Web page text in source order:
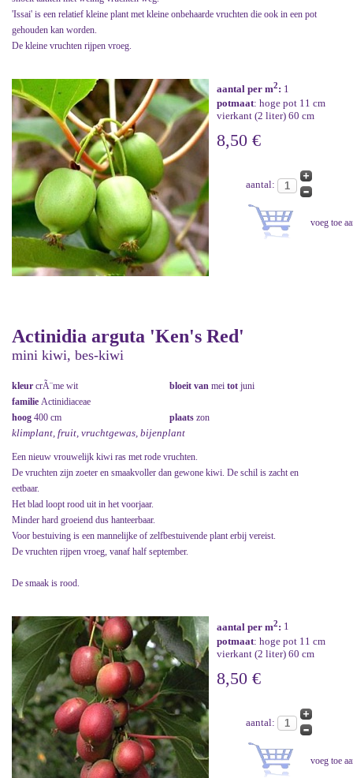
'Issai' is een relatief kleine plant met kleine onbehaarde vruchten die ook in een pot
gehouden kan worden.
De kleine vruchten rijpen vroeg.
aantal per m2: 1
potmaat: hoge pot 11 cm
vierkant (2 liter) 60 cm
8,50 €
aantal:
Actinidia arguta 'Ken's Red'
mini kiwi, bes-kiwi
kleur crÃ¨me wit bloeit van mei tot juni
familie Actinidiaceae
hoog 400 cm plaats zon
klimplant, fruit, vruchtgewas, bijenplant
Een nieuw vrouwelijk kiwi ras met rode vruchten.
De vruchten zijn zoeter en smaakvoller dan gewone kiwi. De schil is zacht en
eetbaar.
Het blad loopt rood uit in het voorjaar.
Minder hard groeiend dus hanteerbaar.
Voor bestuiving is een mannelijke of zelfbestuivende plant erbij vereist.
De vruchten rijpen vroeg, vanaf half september.
De smaak is rood.
aantal per m2: 1
potmaat: hoge pot 11 cm
vierkant (2 liter) 60 cm
8,50 €
aantal: